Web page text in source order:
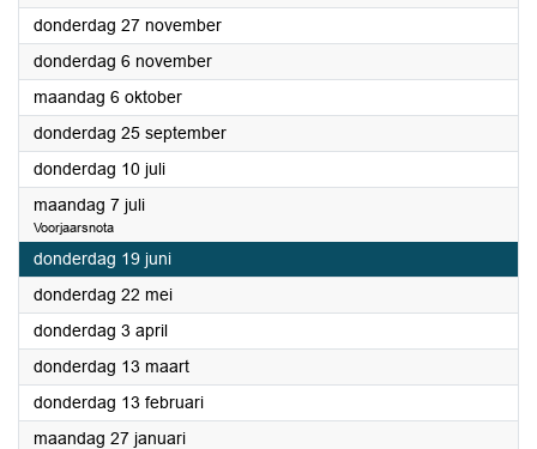
donderdag 27 november2025
donderdag 6 november2025
maandag 6 oktober2025
donderdag 25 september2025
donderdag 10 juli2025
maandag 7 juli2025
Voorjaarsnota
donderdag 19 juni2025
donderdag 22 mei2025
donderdag 3 april2025
donderdag 13 maart2025
donderdag 13 februari2025
maandag 27 januari2025